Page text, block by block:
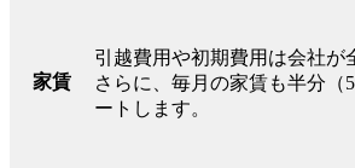
家賃
引越費用や初期費用は会社が
さらに、毎月の家賃も半分（
ートします。